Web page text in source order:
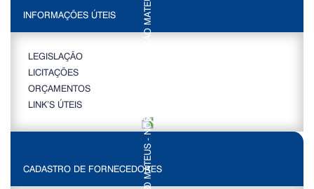
INFORMAÇÕES ÚTEIS
LEGISLAÇÃO
LICITAÇÕES
ORÇAMENTOS
LINK’S ÚTEIS
CADASTRO DE FORNECEDORES